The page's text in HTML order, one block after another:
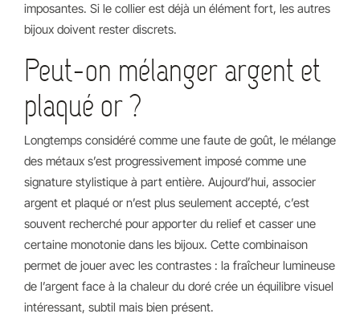
imposantes. Si le collier est déjà un élément fort, les autres
bijoux doivent rester discrets.
Peut-on mélanger argent et
plaqué or ?
Longtemps considéré comme une faute de goût, le mélange
des métaux s’est progressivement imposé comme une
signature stylistique à part entière. Aujourd’hui, associer
argent et plaqué or n’est plus seulement accepté, c’est
souvent recherché pour apporter du relief et casser une
certaine monotonie dans les bijoux. Cette combinaison
permet de jouer avec les contrastes : la fraîcheur lumineuse
de l’argent face à la chaleur du doré crée un équilibre visuel
intéressant, subtil mais bien présent.